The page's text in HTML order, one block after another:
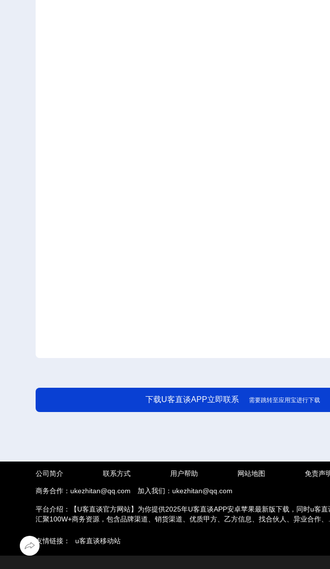
下载U客直谈APP立即联系 需要跳转至应用宝进行下载
公司简介 联系方式 用户帮助 网站地图 免责声
商务合作：ukezhitan@qq.com 加入我们：ukezhitan@qq.com
平台介绍：【U客直谈官方网站】为你提供2025年U客直谈APP安卓苹果最新版下载，同时u客直
汇聚100W+商务资源，包含品牌渠道、销货渠道、优质甲方、乙方信息、找合伙人、异业合作、
友情链接：
u客直谈移动站